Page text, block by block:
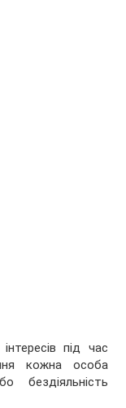
під час
кожна особа
бездіяльність